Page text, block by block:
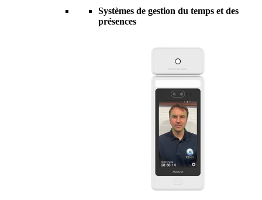
Systèmes de gestion du temps et des
présences